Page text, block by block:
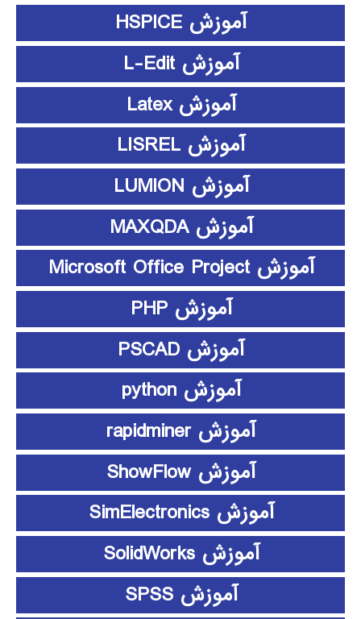
آموزش HSPICE
آموزش L-Edit
آموزش Latex
آموزش LISREL
آموزش LUMION
آموزش MAXQDA
آموزش Microsoft Office Project
آموزش PHP
آموزش PSCAD
آموزش python
آموزش rapidminer
آموزش ShowFlow
آموزش SimElectronics
آموزش SolidWorks
آموزش SPSS